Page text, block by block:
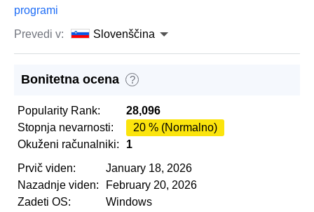
programi
Prevedi v:
Slovenščina
Bonitetna ocena ?
Popularity Rank:
28,096
Stopnja nevarnosti:
20 % (Normalno)
Okuženi računalniki:
1
Prvič viden:
January 18, 2026
Nazadnje viden:
February 20, 2026
Zadeti OS:
Windows